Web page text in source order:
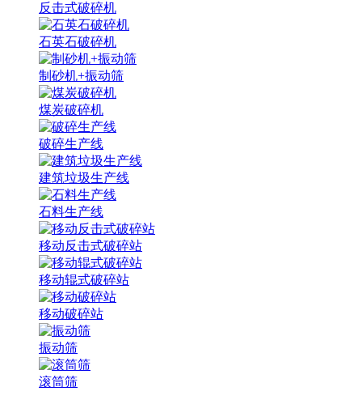
反击式破碎机
石英石破碎机
制砂机+振动筛
煤炭破碎机
破碎生产线
建筑垃圾生产线
石料生产线
移动反击式破碎站
移动辊式破碎站
移动破碎站
振动筛
滚筒筛